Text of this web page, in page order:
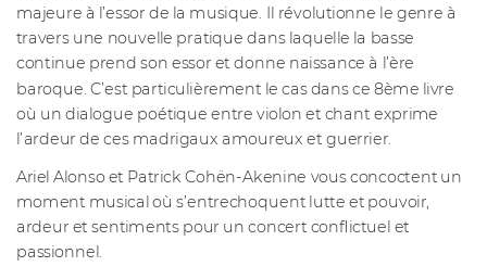
majeure à l’essor de la musique. Il révolutionne le genre à
travers une nouvelle pratique dans laquelle la basse
continue prend son essor et donne naissance à l’ère
baroque. C’est particulièrement le cas dans ce 8ème livre
où un dialogue poétique entre violon et chant exprime
l’ardeur de ces madrigaux amoureux et guerrier.
Ariel Alonso et Patrick Cohën-Akenine vous concoctent un
moment musical où s’entrechoquent lutte et pouvoir,
ardeur et sentiments pour un concert conflictuel et
passionnel.